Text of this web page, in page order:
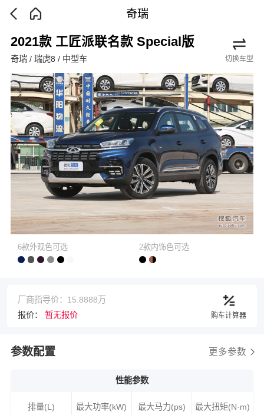
奇瑞
2021款 工匠派联名款 Special版
奇瑞 / 瑞虎8 / 中型车 切换车型
6款外观色可选 2款内饰色可选
厂商指导价：15.8888万
报价： 暂无报价 购车计算器
参数配置 更多参数
性能参数
排量(L)
最大功率(kW)
最大马力(ps)
最大扭矩(N·m)